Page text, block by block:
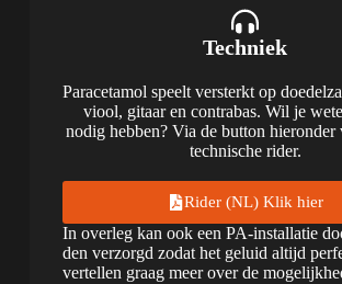
Techniek
Para­ce­ta­mol speelt ver­sterkt op
viool, gitaar en con­tra­bas. Wil je
nodig heb­ben? Via de but­ton hier­on­der
tech­ni­sche rider.
Rider (NL) Klik hier
In over­leg kan ook een PA-instal­la­tie
den ver­zorgd zodat het geluid altijd
ver­tel­len graag meer over de